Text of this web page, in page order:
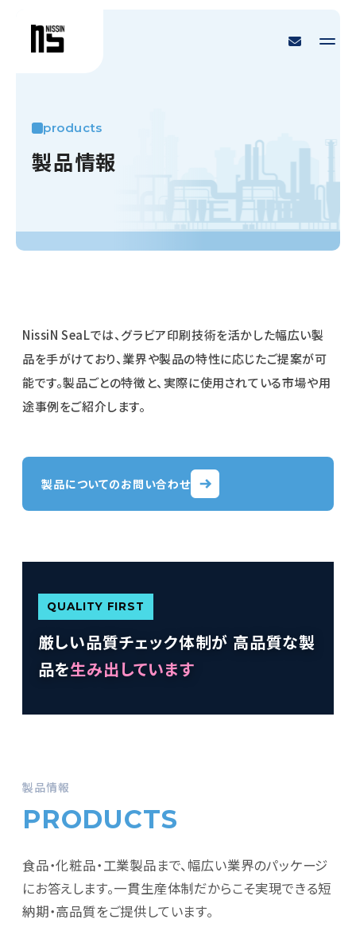
products
製品情報
NissiN SeaLでは、グラビア印刷技術を活かした幅広い製
品を手がけており、業界や製品の特性に応じたご提案が可
能です。製品ごとの特徴と、実際に使用されている市場や用
途事例をご紹介します。
製品についてのお問い合わせ
QUALITY FIRST
厳しい品質チェック体制が 高品質な製
品を生み出しています
製品情報
PRODUCTS
食品・化粧品・工業製品まで、幅広い業界のパッケージ
にお答えします。一貫生産体制だからこそ実現できる短
納期・高品質をご提供しています。